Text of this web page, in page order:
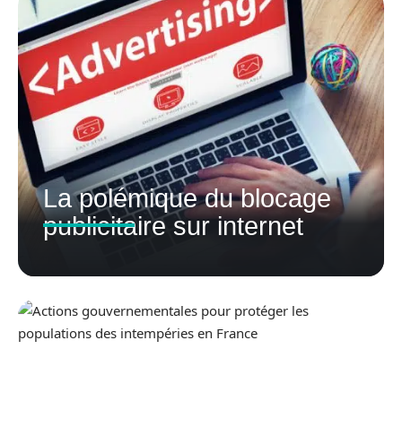
La polémique du blocage
publicitaire sur internet